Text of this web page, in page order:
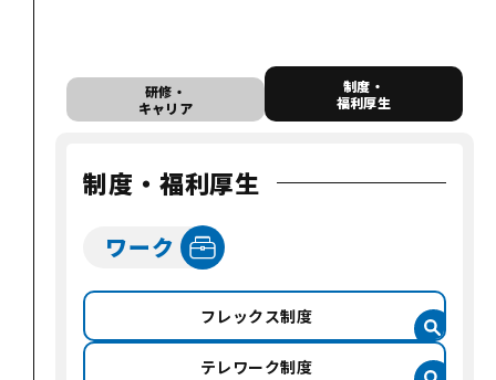
研修・
キャリア
制度・
福利厚生
制度・ 福利厚生
ワーク
フレックス制度
テレワーク制度